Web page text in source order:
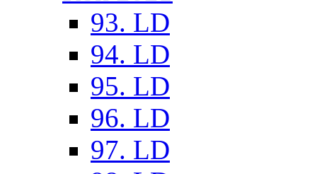
93. LD
94. LD
95. LD
96. LD
97. LD